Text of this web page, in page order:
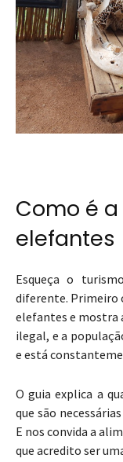
Como é
elefantes
Esqueça o
diferente. Primeiro
elefantes e mostra
ilegal, e a
e está
O guia explica a
que são
E nos convida a
que acredito ser